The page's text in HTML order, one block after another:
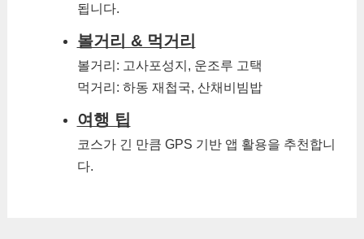
됩니다.
볼거리 & 먹거리
볼거리: 고사포성지, 운조루 고택
먹거리: 하동 재첩국, 산채비빔밥
여행 팁
코스가 긴 만큼 GPS 기반 앱 활용을 추천합니
다.